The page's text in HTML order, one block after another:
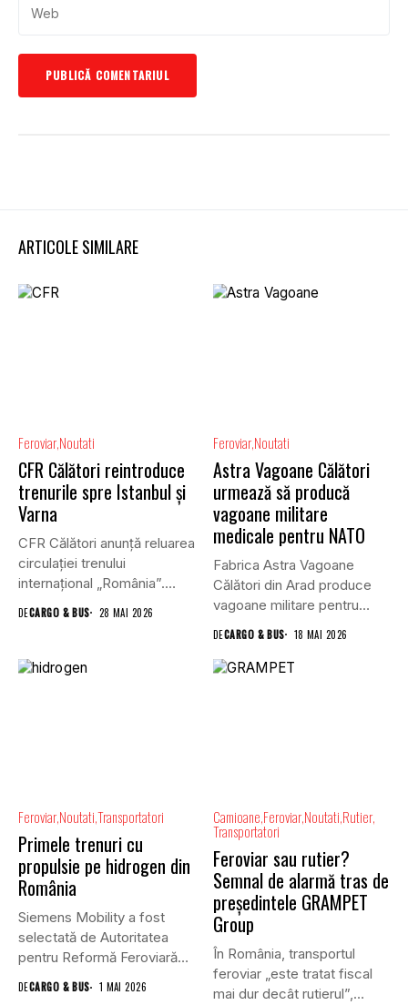
ARTICOLE SIMILARE
FeroviarNoutati
CFR Călători reintroduce
trenurile spre Istanbul și
Varna
CFR Călători anunță reluarea
circulației trenului
internațional „România”.
DECARGO & BUS 28 MAI 2026
FeroviarNoutati
Astra Vagoane Călători
urmează să producă
vagoane militare
medicale pentru NATO
Fabrica Astra Vagoane
Călători din Arad produce
vagoane militare pentru
DECARGO & BUS 18 MAI 2026
FeroviarNoutatiTransportatori
Primele trenuri cu
propulsie pe hidrogen din
România
Siemens Mobility a fost
selectată de Autoritatea
pentru Reformă Feroviară
(ARF) din...
DECARGO & BUS 1 MAI 2026
Camioane FeroviarNoutati Rutier
Transportatori
Feroviar sau rutier?
Semnal de alarmă tras de
președintele GRAMPET
Group
În România, transportul
feroviar „este tratat fiscal
mai dur decât rutierul”,